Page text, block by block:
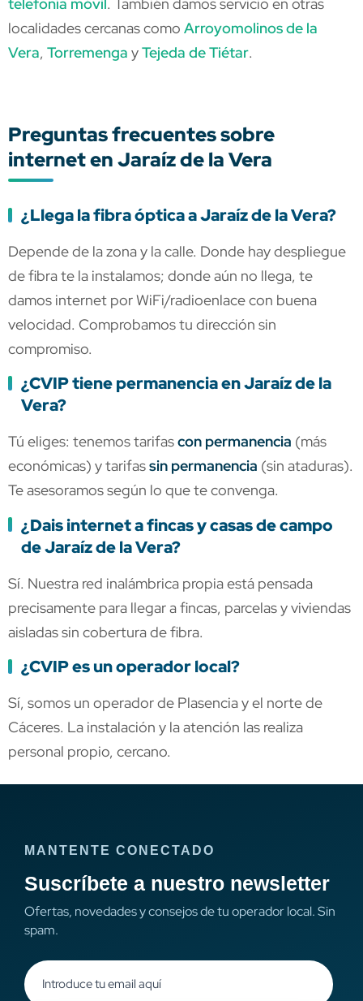
localidades cercanas como Arroyomolinos de la
Vera, Torremenga yTejeda de Tiétar.
Preguntas frecuentes sobre
internet en Jaraíz de la Vera
¿Llega la fibra óptica a Jaraíz de la Vera?
Depende de la zona y la calle. Donde hay despliegue
de fibra te la instalamos; donde aún no llega, te
damos internet por WiFi/radioenlace con buena
velocidad. Comprobamos tu dirección sin
compromiso.
¿CVIP tiene permanencia en Jaraíz de la
Vera?
Tú eliges: tenemos tarifascon permanencia (más
económicas) y tarifassin permanencia (sin ataduras).
Te asesoramos según lo que te convenga.
¿Dais internet a fincas y casas de campo
de Jaraíz de la Vera?
Sí. Nuestra red inalámbrica propia está pensada
precisamente para llegar a fincas, parcelas y viviendas
aisladas sin cobertura de fibra.
¿CVIP es un operador local?
Sí, somos un operador de Plasencia y el norte de
Cáceres. La instalación y la atención las realiza
personal propio, cercano.
MANTENTE CONECTADO
Suscríbete a nuestro newsletter
Ofertas, novedades y consejos de tu operador local. Sin
spam.